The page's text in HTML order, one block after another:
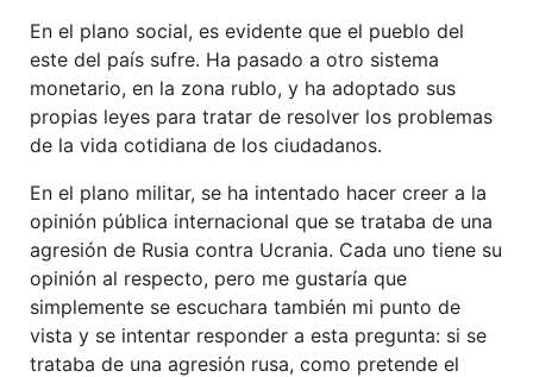
En el plano social, es evidente que el pueblo del
este del país sufre. Ha pasado a otro sistema
monetario, en la zona rublo, y ha adoptado sus
propias leyes para tratar de resolver los problemas
de la vida cotidiana de los ciudadanos.
En el plano militar, se ha intentado hacer creer a la
opinión pública internacional que se trataba de una
agresión de Rusia contra Ucrania. Cada uno tiene su
opinión al respecto, pero me gustaría que
simplemente se escuchara también mi punto de
vista y se intentar responder a esta pregunta: si se
trataba de una agresión rusa, como pretende el